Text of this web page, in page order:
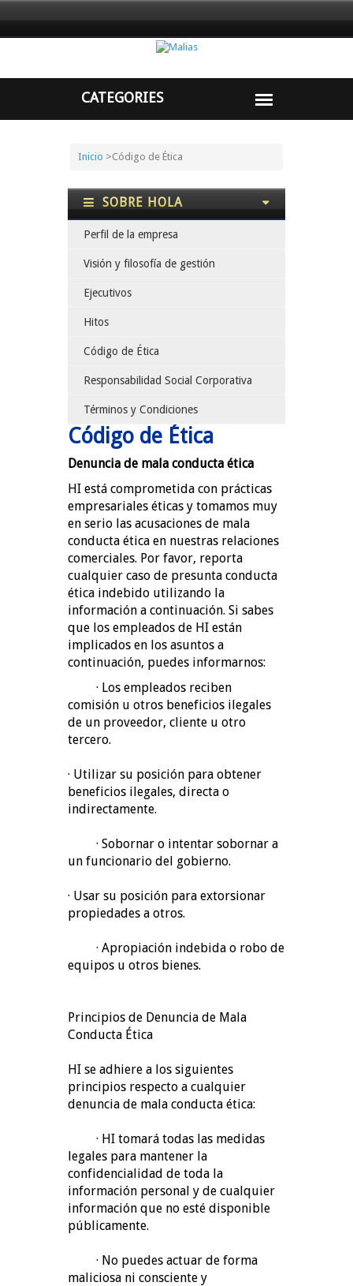
Inicio >Código de Ética
SOBRE HOLA
Perfil de la empresa
Visión y filosofía de gestión
Ejecutivos
Hitos
Código de Ética
Responsabilidad Social Corporativa
Términos y Condiciones
Código de Ética
Denuncia de mala conducta ética
HI está comprometida con prácticas
empresariales éticas y tomamos muy
en serio las acusaciones de mala
conducta ética en nuestras relaciones
comerciales. Por favor, reporta
cualquier caso de presunta conducta
ética indebido utilizando la
información a continuación. Si sabes
que los empleados de HI están
implicados en los asuntos a
continuación, puedes informarnos:
· Los empleados reciben
comisión u otros beneficios ilegales
de un proveedor, cliente u otro
tercero.
· Utilizar su posición para obtener
beneficios ilegales, directa o
indirectamente.
· Sobornar o intentar sobornar a
un funcionario del gobierno.
· Usar su posición para extorsionar
propiedades a otros.
· Apropiación indebida o robo de
equipos u otros bienes.
Principios de Denuncia de Mala
Conducta Ética
HI se adhiere a los siguientes
principios respecto a cualquier
denuncia de mala conducta ética:
· HI tomará todas las medidas
legales para mantener la
confidencialidad de toda la
información personal y de cualquier
información que no esté disponible
públicamente.
· No puedes actuar de forma
maliciosa ni consciente y